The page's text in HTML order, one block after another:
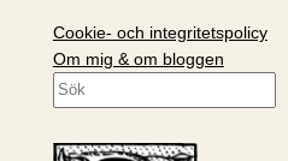
Cookie- och integritetspolicy
Om mig & om bloggen
S
k